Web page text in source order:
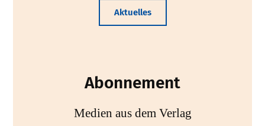
Aktuelles
Abonnement
Medien aus dem Verlag